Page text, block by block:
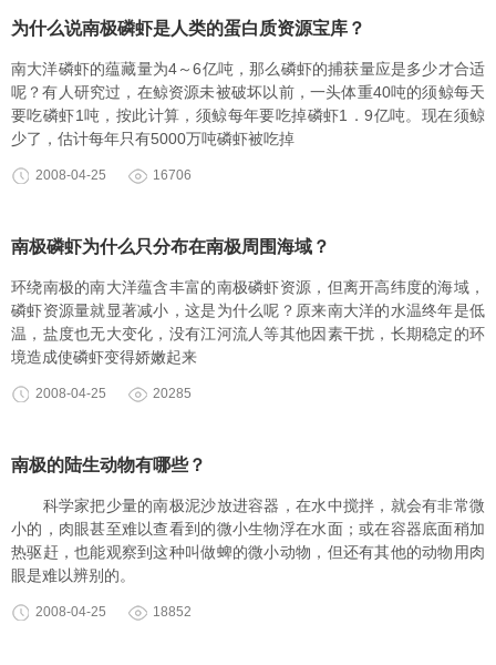
为什么说南极磷虾是人类的蛋白质资源宝库？
南大洋磷虾的蕴藏量为4～6亿吨，那么磷虾的捕获量应是多少才合适
呢？有人研究过，在鲸资源未被破坏以前，一头体重40吨的须鲸每天
要吃磷虾1吨，按此计算，须鲸每年要吃掉磷虾1．9亿吨。现在须鲸
少了，估计每年只有5000万吨磷虾被吃掉
2008-04-25 16706
南极磷虾为什么只分布在南极周围海域？
环绕南极的南大洋蕴含丰富的南极磷虾资源，但离开高纬度的海域，
磷虾资源量就显著减小，这是为什么呢？原来南大洋的水温终年是低
温，盐度也无大变化，没有江河流人等其他因素干扰，长期稳定的环
境造成使磷虾变得娇嫩起来
2008-04-25 20285
南极的陆生动物有哪些？
科学家把少量的南极泥沙放进容器，在水中搅拌，就会有非常微
小的，肉眼甚至难以查看到的微小生物浮在水面；或在容器底面稍加
热驱赶，也能观察到这种叫做蜱的微小动物，但还有其他的动物用肉
眼是难以辨别的。
2008-04-25 18852